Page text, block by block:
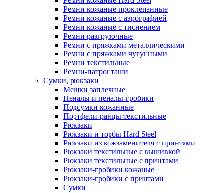
Ремни кожаные проклепанные
Ремни кожаные с аэрографией
Ремни кожаные с тиснением
Ремни разгрузочные
Ремни с пряжками металлическими
Ремни с пряжками чугунными
Ремни текстильные
Ремни-патронташи
Сумки, рюкзаки
Мешки заплечные
Пеналы и пеналы-гробики
Подсумки кожанные
Портфели-ранцы текстильные
Рюкзаки
Рюкзаки и торбы Hard Steel
Рюкзаки из кожзаменителя с принтами
Рюкзаки текстильные с вышивкой
Рюкзаки текстильные с принтами
Рюкзаки-гробики кожаные
Рюкзаки-гробики с принтами
Сумки